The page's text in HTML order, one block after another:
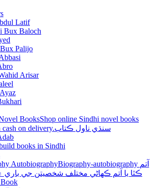
Latif
Bux Baloch
Palijo
Arisar
BooksShop online Sindhi novel books
through cash on delivery.سنڌي ناول ڪتاب
books in Sindhi
AutobiographyBiography-autobiography آتم
ڪٿا يا آتم ڪھاڻي مختلف شخصيتن جي باري